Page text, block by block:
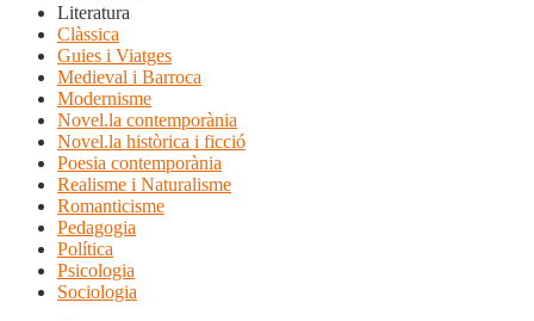
Literatura
Clàssica
Guies i Viatges
Medieval i Barroca
Modernisme
Novel.la contemporània
Novel.la històrica i ficció
Poesia contemporània
Realisme i Naturalisme
Romanticisme
Pedagogia
Política
Psicologia
Sociologia